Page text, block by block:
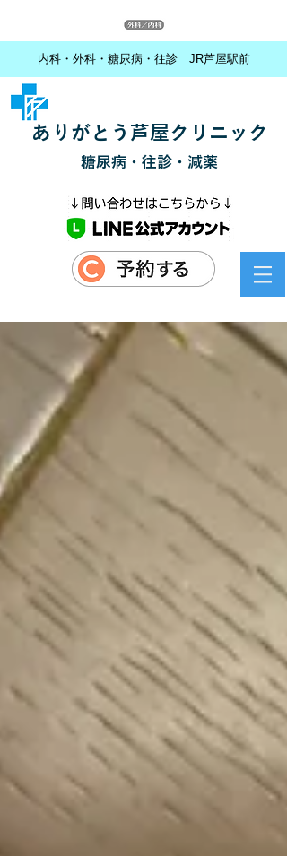
内科・外科・糖尿病・往診 JR芦屋駅前
ありがとう芦屋クリニック
糖尿病・往診・減薬